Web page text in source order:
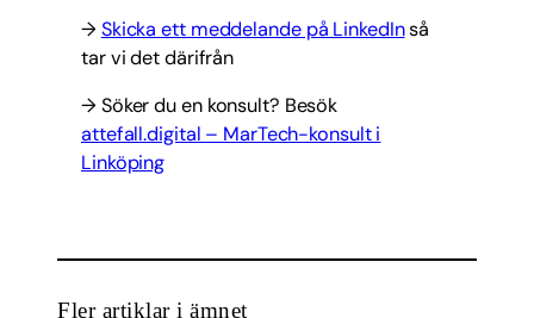
→ Skicka ett meddelande på LinkedInså
tar vi det därifrån
→ Söker du en konsult? Besök
attefall.digital – MarTech-konsult i
Linköping
Fler artiklar i ämnet